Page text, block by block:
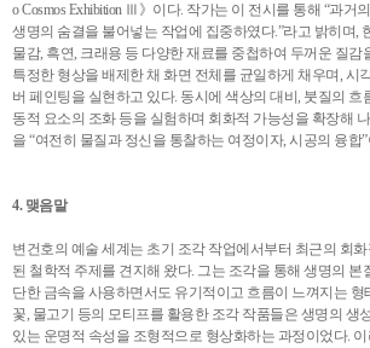
o Cosmos Exhibition Ⅲ》이다. 작가는 이 전시를 통해 “과거
생명의 숨결을 불어넣는 작업에 집중하였다.”라고 밝히며,
물감, 흑연, 크래용 등 다양한 재료를 중첩하여 두꺼운 질감
특정한 형상을 배제한 채 화면 전체를 균일하게 채우며, 시
버 페인팅을 실현하고 있다. 동시에 색상의 대비, 붓질의 흐
동적 요소의 조화 등을 실험하며 회화적 가능성을 확장해
을 “여전히 물질과 정신을 통찰하는 여정이자, 시공의 융합
4. 맺음말
변건호의 예술 세계는 초기 조각 작업에서부터 최근의 회
된 철학적 주제를 견지해 왔다. 그는 조각을 통해 생명의 본
단한 금속을 사용하면서도 유기적이고 흐름이 느껴지는 형
꽃, 물고기 등의 모티프를 활용한 조각 작품들은 생명의 생
있는 운명적 속성을 조형적으로 형상화하는 과정이었다.